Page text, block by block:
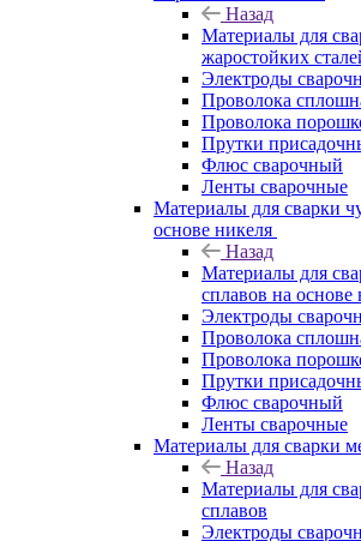
Назад
Материалы для
жаростойких
Электроды
Проволока
Проволока
Прутки
Флюс сварочный
Ленты сварочные
Материалы для сварки
основе никеля
Назад
Материалы для
сплавов на основе
Электроды
Проволока
Проволока
Прутки
Флюс сварочный
Ленты сварочные
Материалы для сварки
Назад
Материалы для
сплавов
Электроды